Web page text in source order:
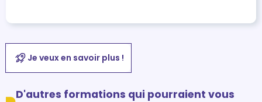
Je veux en savoir plus !
D'autres formations qui pourraient vous